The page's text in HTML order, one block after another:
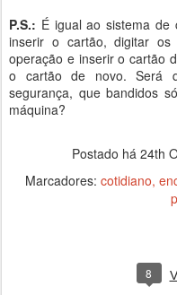
P.S.: É igual ao sistema de
inserir o cartão, digitar
operação e inserir o cartão
o cartão de novo. Será
segurança, que bandidos
máquina?
Postado há 24th
Marcadores: cotidiano
8